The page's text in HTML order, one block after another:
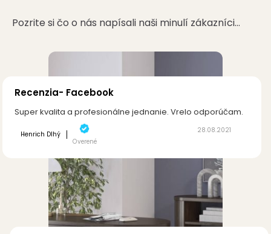
Pozrite si čo o nás napísali naši minulí zákazníci…
Recenzia- Facebook
Super kvalita a profesionálne jednanie. Vrelo odporúčam.
Henrich Dlhý
Overené
28.08.2021